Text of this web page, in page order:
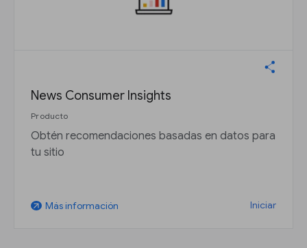
News Consumer Insights
Producto
Obtén recomendaciones basadas en datos para
tu sitio
arrow_outward Más información Iniciar